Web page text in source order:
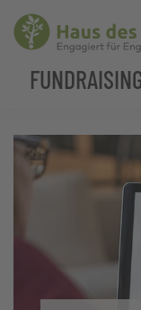
Zum
Inhalt
Zur
Fußzeile
Ihre
Zielgruppe
auf
Media